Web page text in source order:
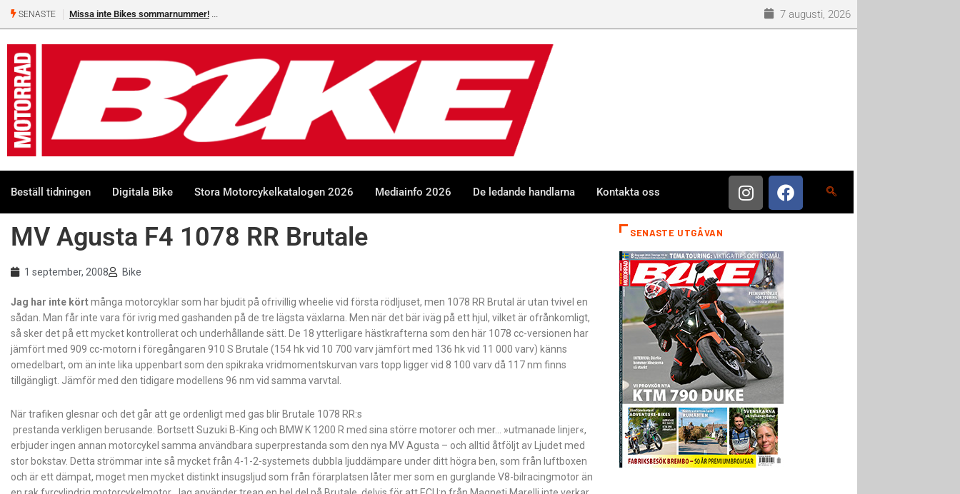
SENASTE Missa inte Bikes sommarnummer! 7 augusti, 2026
Beställ tidningen Digitala Bike Stora Motorcykelkatalogen 2026 Mediainfo 2026 De ledande handlarna Kontakta oss
MV Agusta F4 1078 RR Brutale
1 september, 2008 Bike
Jag har inte körtmånga motorcyklar som har bjudit på ofrivillig wheelie vid första rödljuset, men 1078 RR Brutal är utan tvivel en
sådan. Man får inte vara för ivrig med gashanden på de tre lägsta växlarna. Men när det bär iväg på ett hjul, vilket är ofrånkomligt,
så sker det på ett mycket kontrollerat och underhållande sätt. De 18 ytterligare hästkrafterna som den här 1078 cc-versionen har
jämfört med 909 cc-motorn i föregångaren 910 S Brutale (154 hk vid 10 700 varv jämfört med 136 hk vid 11 000 varv) känns
omedelbart, om än inte lika uppenbart som den spikraka vridmomentskurvan vars topp ligger vid 8 100 varv då 117 nm finns
tillgängligt. Jämför med den tidigare modellens 96 nm vid samma varvtal.
När trafiken glesnar och det går att ge ordenligt med gas blir Brutale 1078 RR:s
prestanda verkligen berusande. Bortsett Suzuki B-King och BMW K 1200 R med sina större motorer och mer… »utmanade linjer«,
erbjuder ingen annan motorcykel samma användbara superprestanda som den nya MV Agusta – och alltid åtföljt av Ljudet med
stor bokstav. Detta strömmar inte så mycket från 4-1-2-systemets dubbla ljuddämpare under ditt högra ben, som från luftboxen
och är ett dämpat, moget men mycket distinkt insugsljud som från förarplatsen låter mer som en gurglande V8-bilracingmotor än
SENASTE UTGÅVAN